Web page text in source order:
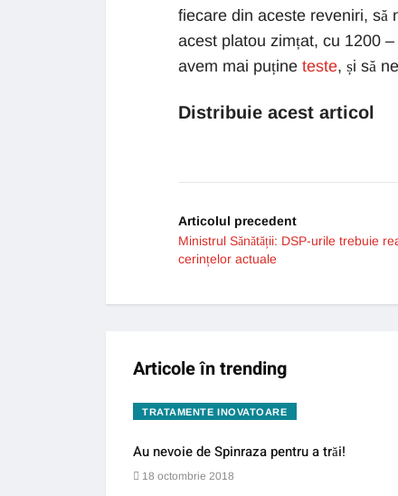
fiecare din aceste reveniri, să
acest platou zimțat, cu 1200
avem mai puține teste, și să
Distribuie acest articol
Articolul precedent
Ministrul Sănătății: DSP-urile trebuie
cerințelor actuale
Articole în trending
TRATAMENTE INOVATOARE
Au nevoie de Spinraza pentru a trăi!
18 octombrie 2018